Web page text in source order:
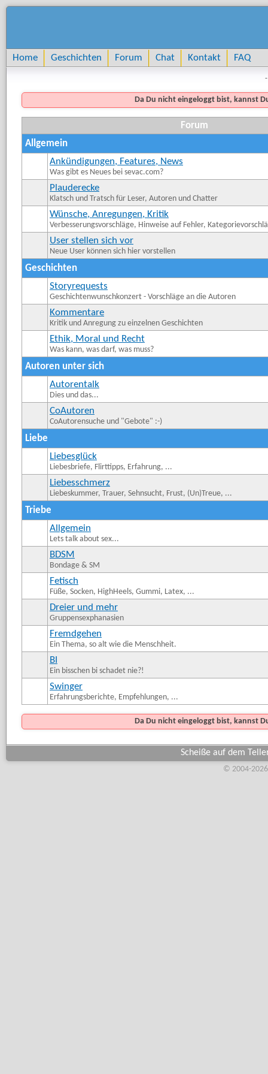
Home Geschichten Forum Chat Kontakt FAQ
Da Du nicht eingeloggt bist, kannst
Forum
Allgemein
Ankündigungen, Features, News
Was gibt es Neues bei sevac.com?
Plauderecke
Klatsch und Tratsch für Leser, Autoren und Chatter
Wünsche, Anregungen, Kritik
Verbesserungsvorschläge, Hinweise auf Fehler,
User stellen sich vor
Neue User können sich hier vorstellen
Geschichten
Storyrequests
Geschichtenwunschkonzert - Vorschläge an die Autoren
Kommentare
Kritik und Anregung zu einzelnen Geschichten
Ethik, Moral und Recht
Was kann, was darf, was muss?
Autoren unter sich
Autorentalk
Dies und das...
CoAutoren
CoAutorensuche und "Gebote" :-)
Liebe
Liebesglück
Liebesbriefe, Flirttipps, Erfahrung, ...
Liebesschmerz
Liebeskummer, Trauer, Sehnsucht, Frust, (Un)Treue, ...
Triebe
Allgemein
Lets talk about sex...
BDSM
Bondage & SM
Fetisch
Füße, Socken, HighHeels, Gummi, Latex, ...
Dreier und mehr
Gruppensexphanasien
Fremdgehen
Ein Thema, so alt wie die Menschheit.
BI
Ein bisschen bi schadet nie?!
Swinger
Erfahrungsberichte, Empfehlungen, ...
Da Du nicht eingeloggt bist, kannst
Scheiße auf dem
© 2004-